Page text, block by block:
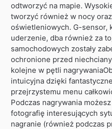
odtworzyć na mapie.
tworzyć również w nocy
oświetleniowych. G-sensor,
uderzenie, dba również za
samochodowych zostały
ochronione przed
kolejne w pętli
intuicyjna dzięki
przejrzystemu menu
Podczas nagrywania
fotografię interesujących
nagranie (również podczas